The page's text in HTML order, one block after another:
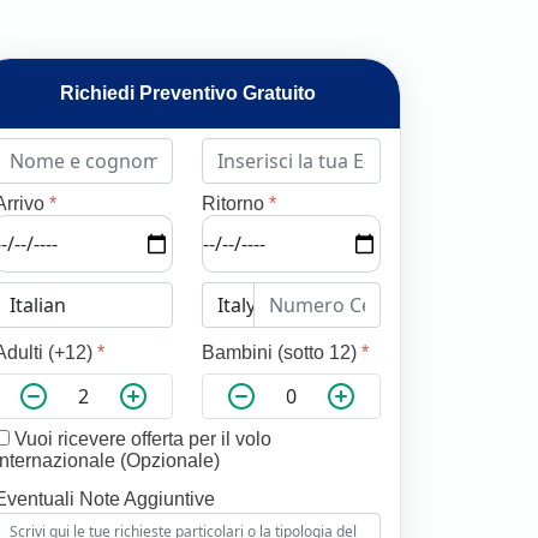
Richiedi Preventivo Gratuito
* Ritorno *
(+12) * Bambini (sotto 12) *
Vuoi ricevere offerta per il volo
(Opzionale)
Note Aggiuntive